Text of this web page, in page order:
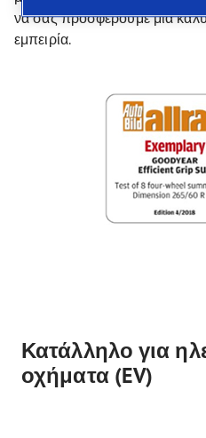
να σας προσφέρουμε μια
εμπειρία.
Κατάλληλο για
οχήματα (EV)